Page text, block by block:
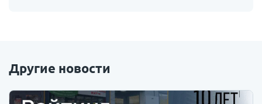
Другие новости